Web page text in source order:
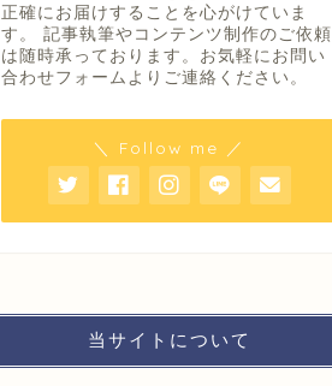
正確にお届けすることを心がけていま
す。 記事執筆やコンテンツ制作のご依頼
は随時承っております。お気軽にお問い
合わせフォームよりご連絡ください。
＼ Follow me ／
当サイトについて